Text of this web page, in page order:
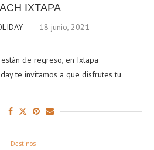
IXTAPA
18 junio, 2021
de regreso, en Ixtapa
te invitamos a que disfrutes tu
Destinos